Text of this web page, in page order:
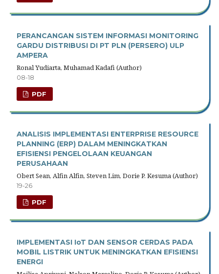
PERANCANGAN SISTEM INFORMASI MONITORING
GARDU DISTRIBUSI DI PT PLN (PERSERO) ULP
AMPERA
Ronal Yudiarta, Muhamad Kadafi (Author)
08-18
PDF
ANALISIS IMPLEMENTASI ENTERPRISE RESOURCE
PLANNING (ERP) DALAM MENINGKATKAN
EFISIENSI PENGELOLAAN KEUANGAN
PERUSAHAAN
Obert Sean, Alfin Alfin, Steven Lim, Dorie P. Kesuma (Author)
19-26
PDF
IMPLEMENTASI IoT DAN SENSOR CERDAS PADA
MOBIL LISTRIK UNTUK MENINGKATKAN EFISIENSI
ENERGI